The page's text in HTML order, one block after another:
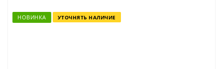
НОВИНКА УТОЧНЯТЬ НАЛИЧИЕ